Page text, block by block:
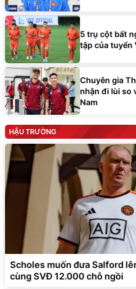
5 trụ cột bất
tập của tuyển
Chuyên gia
nhận đi lùi so
Nam
HẬU TRƯỜNG
Scholes muốn đưa Salford
cùng SVĐ 12.000 chỗ ngồi